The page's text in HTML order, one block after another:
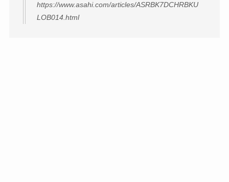
https://www.asahi.com/articles/ASRBK7DCHRBKU
LOB014.html